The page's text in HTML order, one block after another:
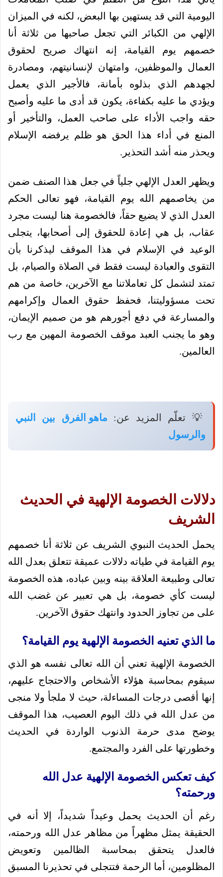
اليومية التي قد يستهين بها البعض، لكنه في الميزان
الإلهي من الكبائر التي تجعل صاحبها من ثلاثة أنا
خصمهم يوم القيامة، إنه انتهاك صريح لحقوق
العمال والموظفين، وامتهان لإنسانيتهم، ومصادرة
لجهدهم الذي بذلوه بأمانة، فالأجير الذي يعمل
ويؤدي ما عليه بكفاءة، يكون قد أدى ما عليه وأصبح
حقه واجب الأداء على صاحب العمل، والتأخير أو
المنع في أداء هذا الحق هو ظلم يرفضه الإسلام
ويحذر منه أشد التحذير.
ويظهر العدل الإلهي جلياً في جعل هذا الصنف ضمن
من يخاصمهم الله يوم القيامة، فهو تعالى الحكم
العدل الذي لا يضيع حقاً، فالخصومة هنا ليست مجرد
عقاب، بل هي إعادة للحقوق إلى أصحابها، يتجلى
الوعيد في الإسلام في هذا الموقف ليذكرنا بأن
التقوى والعبادة ليست فقط في الصلاة والصيام، بل
تمتد لتشمل كل تعاملاتنا مع الآخرين، خاصة من هم
تحت مسؤوليتنا، فحفظ حقوق العمال وإكرامهم
والمسارعة في دفع أجورهم هو من صميم الإيمان،
وهو ما يجنب العبد موقف الخصومة المهين مع رب
العالمين.
💡 تعلّم المزيد عن: ماهو الفرق بين النبي
والرسول
دلالات الخصومة الإلهية في الحديث
الشريف
يحمل الحديث النبوي الشريف عن ثلاثة أنا خصمهم
يوم القيامة في طياته دلالات عميقة تتعلق بعدل الله
تعالى وطبيعة العلاقة بينه وبين عباده، هذه الخصومة
ليست كأي خصومة، بل هي تعبير عن غضب الله
على من تجاوز الحدود وانتهك حقوق الآخرين.
ما الذي تعنيه الخصومة الإلهية يوم القيامة؟
الخصومة الإلهية تعني أن الله تعالى نفسه هو الذي
سيقوم بمحاسبة هؤلاء الأشخاص والاحتجاج عليهم،
إنها أقصى درجات المساءلة، حيث لا ملجأ ولا منجى
من عدل الله في ذلك اليوم العصيب، هذا الموقف
يوضح مدى حرمة الذنوب الواردة في الحديث
وخطورتها على الفرد والمجتمع.
كيف تعكس الخصومة الإلهية عدل الله
ورحمته؟
رغم أن الحديث يحمل وعيداً شديداً، إلا أنه في
الحقيقة يمثل مظهراً من مظاهر عدل الله ورحمته،
فالعدل يتحقق بمحاسبة الظالمين وتعويض
المظلومين، أما الرحمة فتتجلى في تحذيرنا المسبق